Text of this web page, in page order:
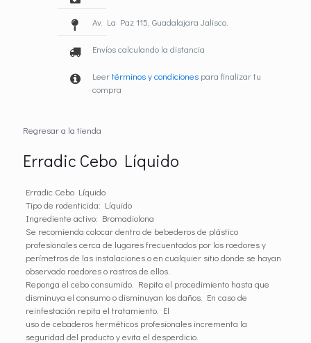
Av. La Paz 115, Guadalajara Jalisco.
Envíos calculando la distancia
Leertérminos y condiciones para finalizar tu
compra
Regresar a la tienda
Erradic Cebo Líquido
Erradic Cebo Líquido
Tipo de rodenticida: Líquido
Ingrediente activo: Bromadiolona
Se recomienda colocar dentro de bebederos de plástico
profesionales cerca de lugares frecuentados por los roedores y
perímetros de las instalaciones o en cualquier sitio donde se hayan
observado roedores o rastros de ellos.
Reponga el cebo consumido. Repita el procedimiento hasta que
disminuya el consumo o disminuyan los daños. En caso de
reinfestación repita el tratamiento. El
uso de cebaderos herméticos profesionales incrementa la
seguridad del producto y evita el desperdicio.